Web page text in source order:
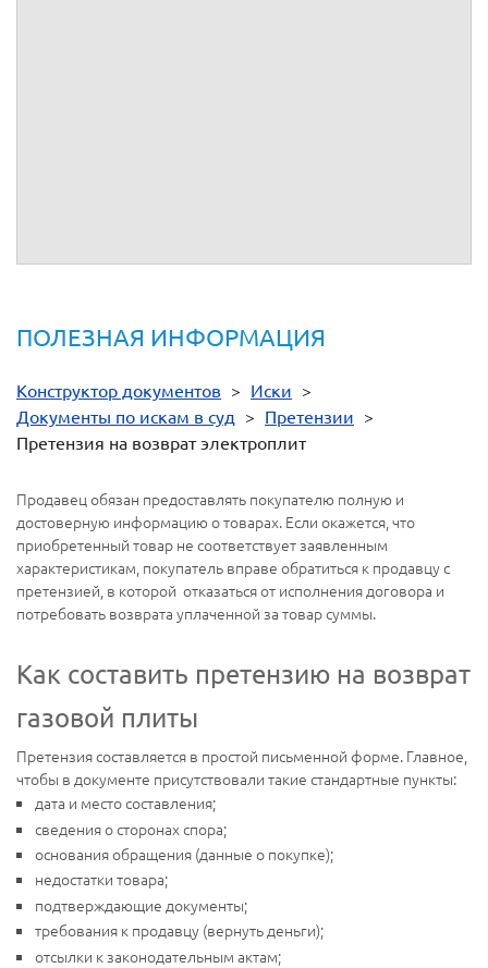
ПОЛЕЗНАЯ ИНФОРМАЦИЯ
Конструктор документов > Иски >
Документы по искам в суд > Претензии >
Претензия на возврат электроплит
Продавец обязан предоставлять покупателю полную и
достоверную информацию о товарах. Если окажется, что
приобретенный товар не соответствует заявленным
характеристикам, покупатель вправе обратиться к продавцу с
претензией, в которой отказаться от исполнения договора и
потребовать возврата уплаченной за товар суммы.
Как составить претензию на возврат
газовой плиты
Претензия составляется в простой письменной форме. Главное,
чтобы в документе присутствовали такие стандартные пункты:
дата и место составления;
сведения о сторонах спора;
основания обращения (данные о покупке);
недостатки товара;
подтверждающие документы;
требования к продавцу (вернуть деньги);
отсылки к законодательным актам;